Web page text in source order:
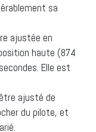
sa
ajustée en
haute (874
Elle est
ajusté de
du pilote, et